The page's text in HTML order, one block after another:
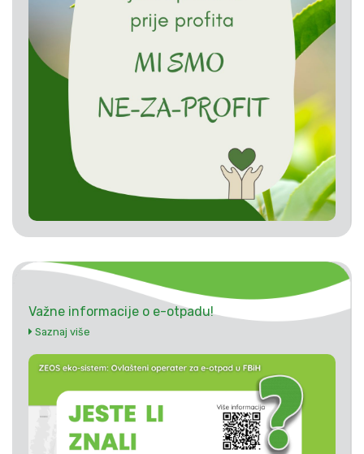
Važne informacije o e-otpadu!
Saznaj više